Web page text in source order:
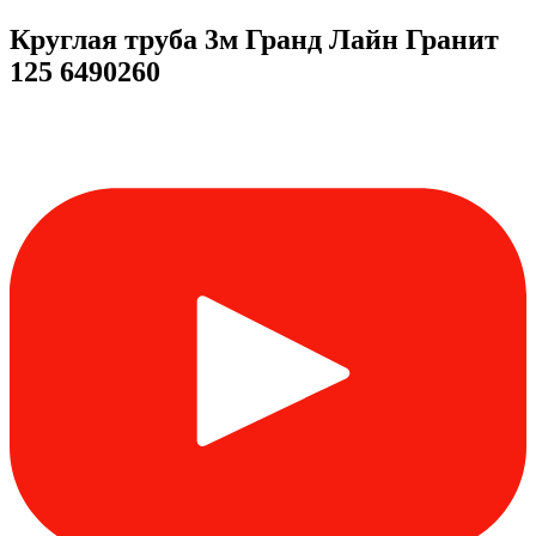
Круглая труба 3м Гранд Лайн Гранит
125 6490260